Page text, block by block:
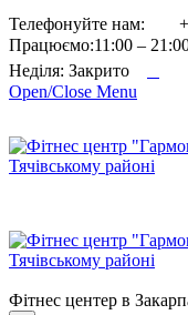
Телефонуйте нам:
Працюємо:11:00 –
Неділя: Закрито
Open/Close Menu
Фітнес центер в